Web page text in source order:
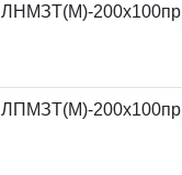
ЛНМЗТ(М)-200x100пр
ЛПМЗТ(М)-200x100пр